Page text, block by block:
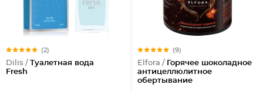
(2)
Dilis / Туалетная вода
Fresh
(9)
Elfora / Горячее шоколадное
антицеллюлитное
обертывание